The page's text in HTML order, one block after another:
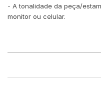
- A tonalidade da peça/
monitor ou celular.